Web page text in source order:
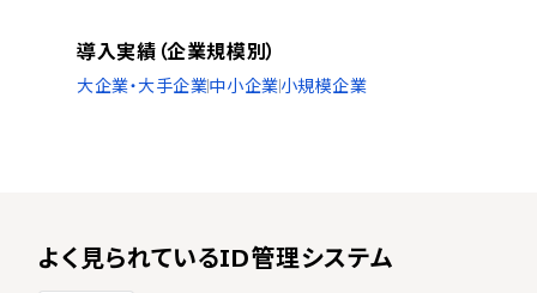
導入実績（企業規模別）
大企業・大手企業中小企業小規模企業
よく見られているID管理システム